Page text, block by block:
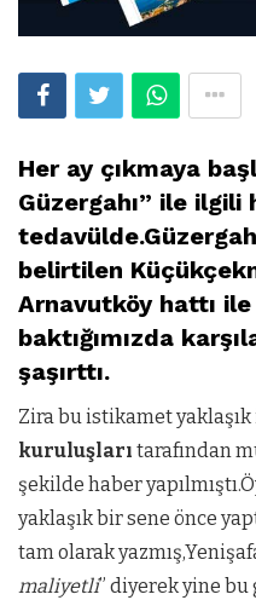
Her ay çıkmaya
Güzergahı” ile ilgili
belirtilen
Arnavutköy hattı
baktığımızda
şaşırttı.
Zira bu istikamet
kuruluşları tarafından
şekilde haber
yaklaşık bir sene önce
tam olarak
maliyetli” diyerek yine bu